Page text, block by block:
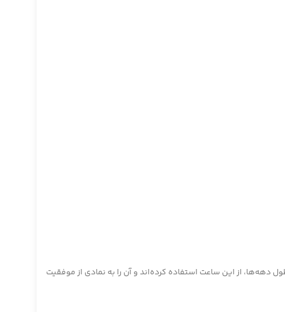
از این ساعت استفاده کرده‌اند و آن را به نمادی از موفقیت